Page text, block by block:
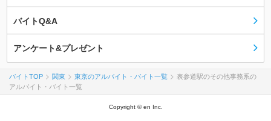
バイトQ&A
アンケート&プレゼント
バイトTOP 関東 東京のアルバイト・バイト一覧
表参道駅のその他事務系の
アルバイト・バイト一覧
Copyright © en Inc.